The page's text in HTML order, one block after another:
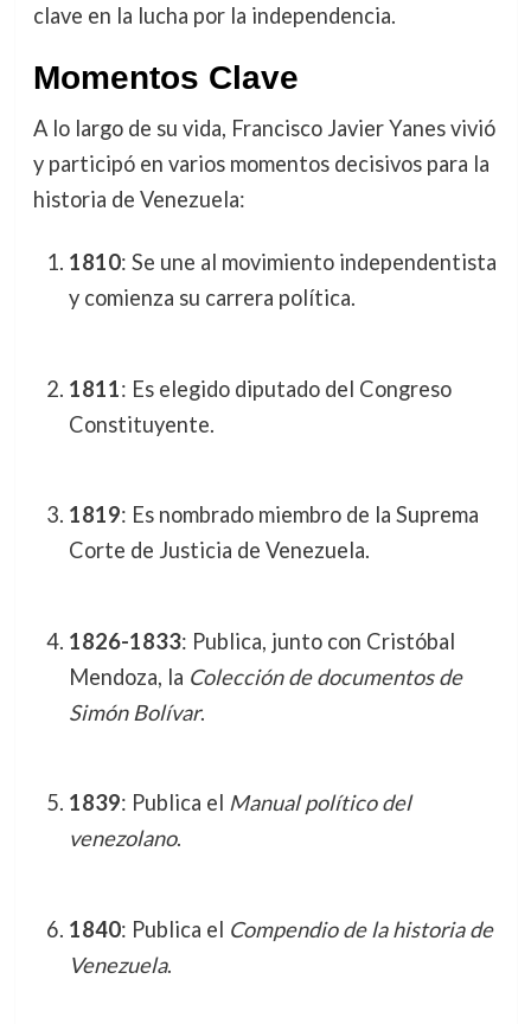
clave en la lucha por la independencia.
Momentos Clave
A lo largo de su vida, Francisco Javier Yanes vivió
y participó en varios momentos decisivos para la
historia de Venezuela:
1810: Se une al movimiento independentista
y comienza su carrera política.
1811: Es elegido diputado del Congreso
Constituyente.
1819: Es nombrado miembro de la Suprema
Corte de Justicia de Venezuela.
1826-1833: Publica, junto con Cristóbal
Mendoza, la Colección de documentos de
Simón Bolívar.
1839: Publica el Manual político del
venezolano.
1840: Publica el Compendio de la historia de
Venezuela.